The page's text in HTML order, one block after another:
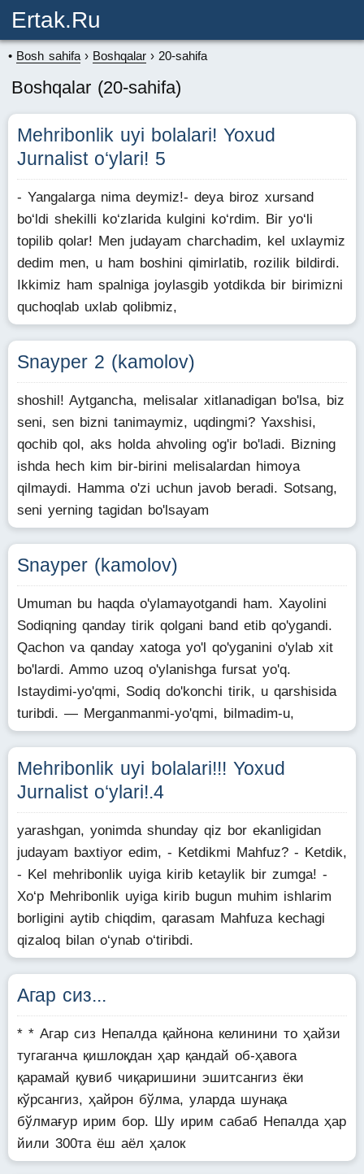
Ertak.ru
Bosh sahifa Boshqalar 20-sahifa
Boshqalar (20-sahifa)
Mehribonlik uyi bolalari! Yoxud
Jurnalist o‘ylari! 5
- Yangalarga nima deymiz!- deya biroz xursand
bo‘ldi shekilli ko‘zlarida kulgini ko‘rdim. Bir yo‘li
topilib qolar! Men judayam charchadim, kel uxlaymiz
dedim men, u ham boshini qimirlatib, rozilik bildirdi.
Ikkimiz ham spalniga joylasgib yotdikda bir birimizni
quchoqlab uxlab qolibmiz,
Snayper 2 (kamolov)
shoshil! Aytgancha, melisalar xitlanadigan bo'lsa, biz
seni, sen bizni tanimaymiz, uqdingmi? Yaxshisi,
qochib qol, aks holda ahvoling og'ir bo'ladi. Bizning
ishda hech kim bir-birini melisalardan himoya
qilmaydi. Hamma o'zi uchun javob beradi. Sotsang,
seni yerning tagidan bo'lsayam
Snayper (kamolov)
Umuman bu haqda o'ylamayotgandi ham. Xayolini
Sodiqning qanday tirik qolgani band etib qo'ygandi.
Qachon va qanday xatoga yo'l qo'yganini o'ylab xit
bo'lardi. Ammo uzoq o'ylanishga fursat yo'q.
Istaydimi-yo'qmi, Sodiq do'konchi tirik, u qarshisida
turibdi. — Merganmanmi-yo'qmi, bilmadim-u,
Mehribonlik uyi bolalari!!! Yoxud
Jurnalist o‘ylari!.4
yarashgan, yonimda shunday qiz bor ekanligidan
judayam baxtiyor edim, - Ketdikmi Mahfuz? - Ketdik,
- Kel mehribonlik uyiga kirib ketaylik bir zumga! -
Xo‘p Mehribonlik uyiga kirib bugun muhim ishlarim
borligini aytib chiqdim, qarasam Mahfuza kechagi
qizaloq bilan o‘ynab o‘tiribdi.
Агар сиз...
* * Агар сиз Непалда қайнона келинини то ҳайзи
тугаганча қишлоқдан ҳар қандай об-ҳавога
қарамай қувиб чиқаришини эшитсангиз ёки
кўрсангиз, ҳайрон бўлма, уларда шунақа
бўлмағур ирим бор. Шу ирим сабаб Непалда ҳар
йили 300та ёш аёл ҳалок